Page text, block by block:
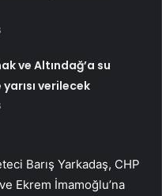
ve Altındağ’a su
verilecek
Barış Yarkadaş, CHP
Ekrem İmamoğlu’na